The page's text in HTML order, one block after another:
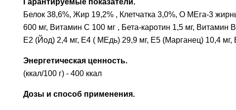
Гарантируемые показатели.
Белок 38,6%, Жир 19,2% , Клетчатка 3,0%, О МЕга-3
600 мг, Витамин С 100 мг , Бета-каротин 1,5 мг,
E2 (Йод) 2,4 мг, E4 ( МЕдь) 29,9 мг, E5 (Марганец) 10,4
Энергетическая ценность.
(ккал/100 г) - 400 ккал
Дозы и способ применения.